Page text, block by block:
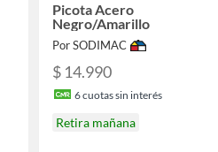
Picota Acero
Negro/Amarillo
Por SODIMAC
$ 14.990
6cuotas sin interés
Retira mañana